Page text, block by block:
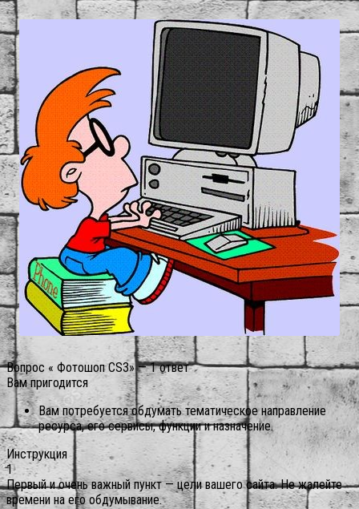
Вопрос « Фотошоп CS3» — 1 ответ
Вам пригодится
Вам потребуется обдумать тематическое направление
ресурса, его сервисы, функции и назначение.
Инструкция
1
Первый и очень важный пункт — цели вашего сайта. Не жалейте
времени на его обдумывание.